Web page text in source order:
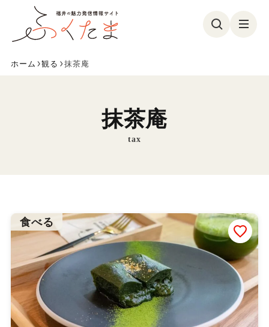
買う
お気に入り
ふくたまとは メンバー紹介 お問い合わせ
掲載依頼 プライバシーポリシー
ホーム 観る 抹茶庵
抹茶庵
tax
食べる